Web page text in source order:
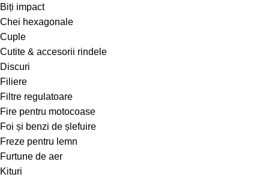
Biți impact
Chei hexagonale
Cuple
Cutite & accesorii rindele
Discuri
Filiere
Filtre regulatoare
Fire pentru motocoase
Foi și benzi de șlefuire
Freze pentru lemn
Furtune de aer
Kituri